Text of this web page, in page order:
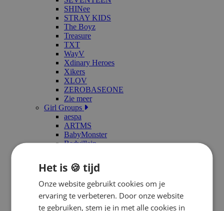
SHINee
STRAY KIDS
The Boyz
Treasure
TXT
WayV
Xdinary Heroes
Xikers
XLOV
ZEROBASEONE
Zie meer
Girl Groups
aespa
ARTMS
BabyMonster
Badvillain
BLACKPINK
CLASS:y
Dreamcatcher
(G)I-DLE
H1-KEY
Hearts2Hearts
Het is 🍪 tijd
Onze website gebruikt cookies om je
ervaring te verbeteren. Door onze website
te gebruiken, stem je in met alle cookies in